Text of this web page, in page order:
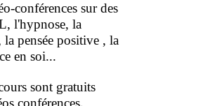
conférences sur des
l'hypnose, la
pensée positive , la
en soi...
sont gratuits
conférences,